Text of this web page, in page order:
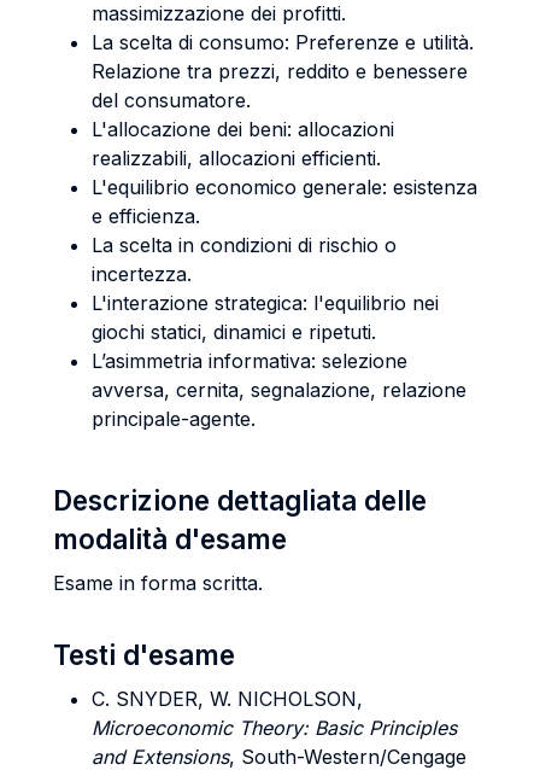
massimizzazione dei profitti.
La scelta di consumo: Preferenze e utilità.
Relazione tra prezzi, reddito e benessere
del consumatore.
L'allocazione dei beni: allocazioni
realizzabili, allocazioni efficienti.
L'equilibrio economico generale: esistenza
e efficienza.
La scelta in condizioni di rischio o
incertezza.
L'interazione strategica: l'equilibrio nei
giochi statici, dinamici e ripetuti.
L’asimmetria informativa: selezione
avversa, cernita, segnalazione, relazione
principale-agente.
Descrizione dettagliata delle
modalità d'esame
Esame in forma scritta.
Testi d'esame
C. SNYDER, W. NICHOLSON,
Microeconomic Theory: Basic Principles
and Extensions, South-Western/Cengage